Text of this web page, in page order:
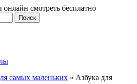
смотреть бесплатно
самых маленьких » Азбука для